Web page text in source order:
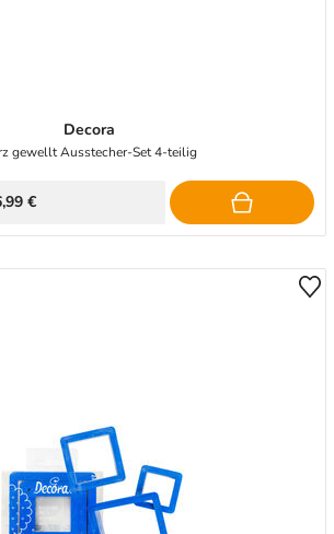
Decora
gewellt Ausstecher-Set 4-teilig
€